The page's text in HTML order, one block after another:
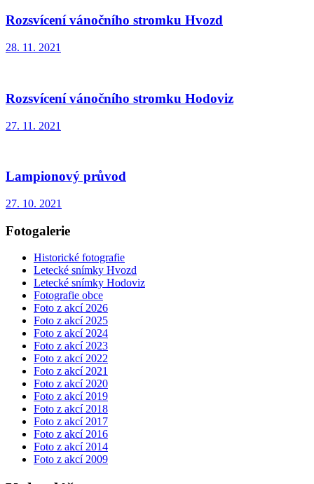
Rozsvícení vánočního stromku Hvozd
28. 11. 2021
Rozsvícení vánočního stromku Hodoviz
27. 11. 2021
Lampionový průvod
27. 10. 2021
Fotogalerie
Historické fotografie
Letecké snímky Hvozd
Letecké snímky Hodoviz
Fotografie obce
Foto z akcí 2026
Foto z akcí 2025
Foto z akcí 2024
Foto z akcí 2023
Foto z akcí 2022
Foto z akcí 2021
Foto z akcí 2020
Foto z akcí 2019
Foto z akcí 2018
Foto z akcí 2017
Foto z akcí 2016
Foto z akcí 2014
Foto z akcí 2009